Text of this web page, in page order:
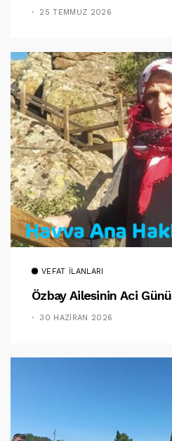
25 TEMMUZ 2026
VEFAT İLANLARI
Özbay Ailesinin Aci Günü
30 HAZIRAN 2026